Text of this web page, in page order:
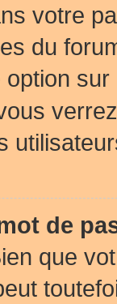
votre
du
option sur
de
que